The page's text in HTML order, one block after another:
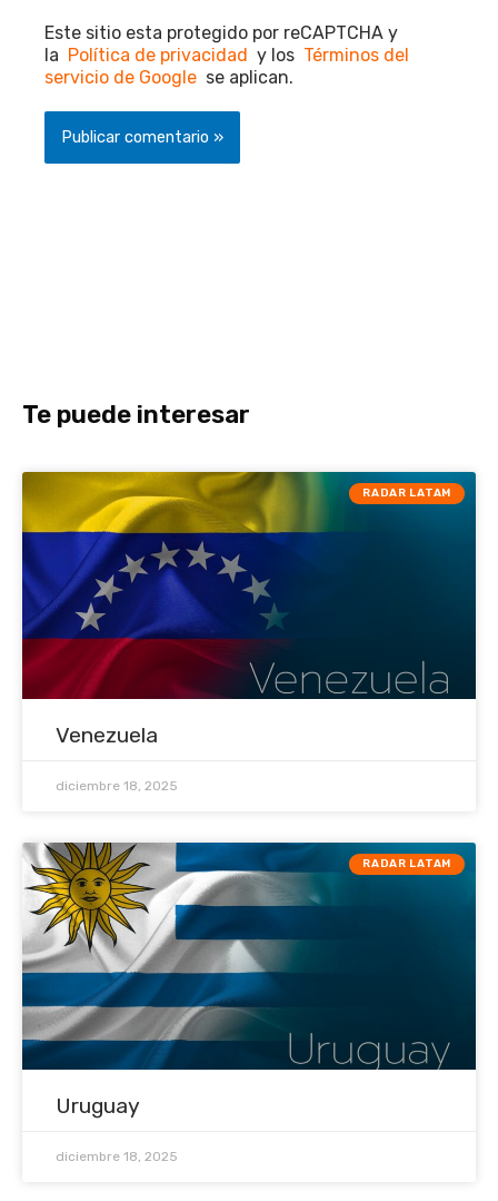
Este sitio esta protegido por reCAPTCHA y
la Política de privacidad y los Términos del
servicio de Google se aplican.
Te puede interesar
RADAR LATAM
Venezuela
diciembre 18, 2025
RADAR LATAM
Uruguay
diciembre 18, 2025